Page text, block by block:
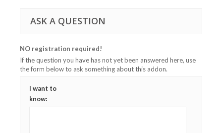
ASK A QUESTION
NO registration required!
If the question you have has not yet been answered here, use
the form below to ask something about this addon.
I want to
know: